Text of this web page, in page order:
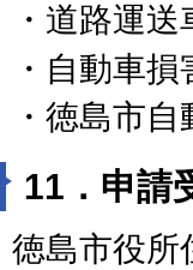
・道路運
・自動車
・徳島市
11．申請
徳島市役